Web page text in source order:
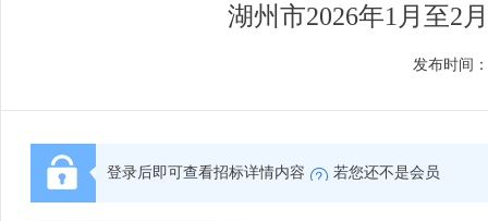
湖州市2026年1月至2
发布时间：
登录后即可查看招标详情内容 若您还不是会员